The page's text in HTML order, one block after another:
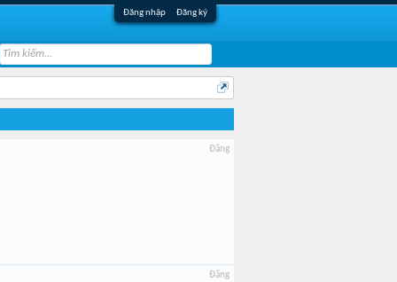
Đăng nhập Đăng ký
Đăng
Đăng